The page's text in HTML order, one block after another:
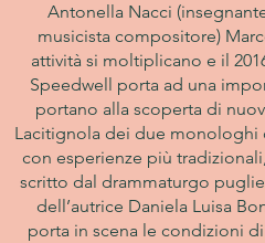
Antonella Nacci
musicista compositore)
attività si moltiplicano e il
Speedwell porta ad una
portano alla scoperta di
Lacitignola dei due monologhi
con esperienze più
scritto dal drammaturgo
dell’autrice Daniela Luisa
porta in scena le condizioni